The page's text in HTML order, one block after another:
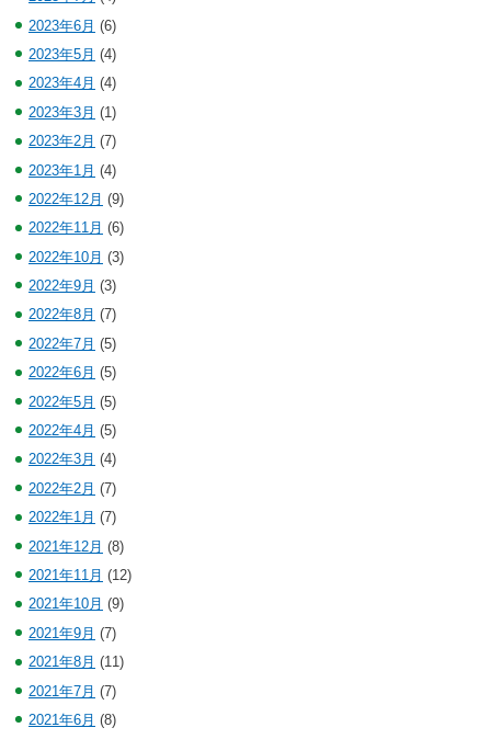
2023年6月 (6)
2023年5月 (4)
2023年4月 (4)
2023年3月 (1)
2023年2月 (7)
2023年1月 (4)
2022年12月 (9)
2022年11月 (6)
2022年10月 (3)
2022年9月 (3)
2022年8月 (7)
2022年7月 (5)
2022年6月 (5)
2022年5月 (5)
2022年4月 (5)
2022年3月 (4)
2022年2月 (7)
2022年1月 (7)
2021年12月 (8)
2021年11月 (12)
2021年10月 (9)
2021年9月 (7)
2021年8月 (11)
2021年7月 (7)
2021年6月 (8)